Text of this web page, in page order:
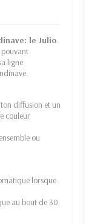
le Julio.
pouvant
ligne
diffusion et un
couleur
ou
lorsque
au bout de 30